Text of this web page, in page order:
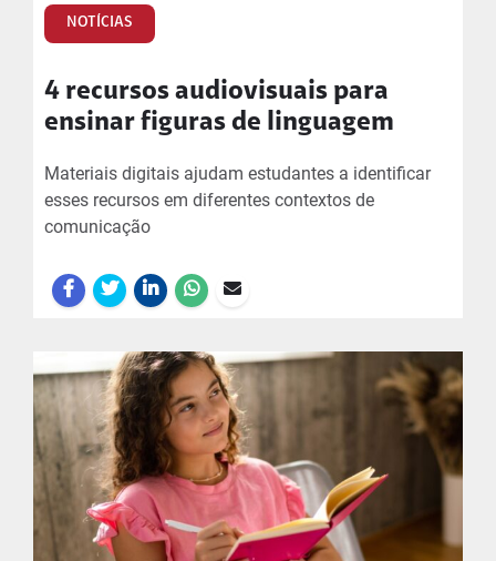
NOTÍCIAS
4 recursos audiovisuais para
ensinar figuras de linguagem
Materiais digitais ajudam estudantes a identificar
esses recursos em diferentes contextos de
comunicação